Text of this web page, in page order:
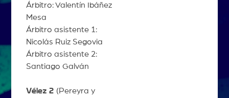
Árbitro: Valentín Ibáñez
Mesa
Árbitro asistente 1:
Nicolás Ruiz Segovia
Árbitro asistente 2:
Santiago Galván
Vélez 2 (Pereyra y